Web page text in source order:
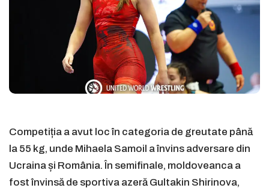
Competiția a avut loc în categoria de greutate până
la 55 kg, unde Mihaela Samoil a învins adversare din
Ucraina și România. În semifinale, moldoveanca a
fost învinsă de sportiva azeră Gultakin Shirinova,